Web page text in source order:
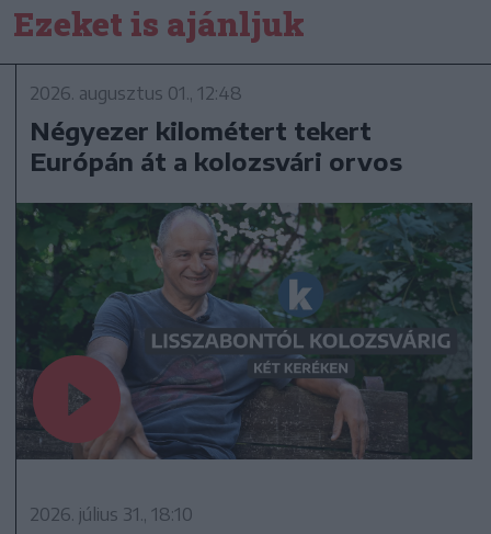
Ezeket is ajánljuk
2026. augusztus 01., 12:48
Négyezer kilométert tekert
Európán át a kolozsvári orvos
2026. július 31., 18:10